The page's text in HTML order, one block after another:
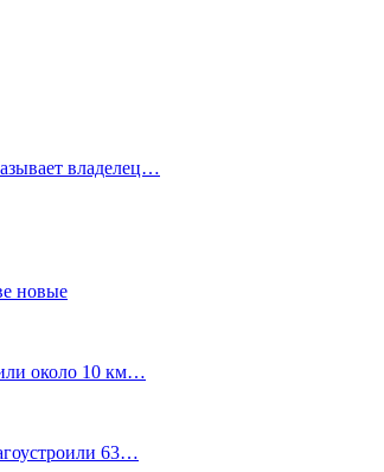
владелец…
новые
около 10 км…
63…